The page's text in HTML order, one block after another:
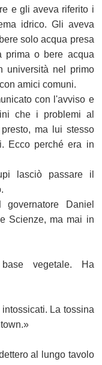
e gli aveva riferito i
idrico. Gli aveva
solo acqua presa
prima o bere acqua
università nel primo
amici comuni.
con l'avviso e
che i problemi al
ma lui stesso
Ecco perché era in
lasciò passare il
Daniel
Scienze, ma mai in
vegetale. Ha
La tossina
al lungo tavolo